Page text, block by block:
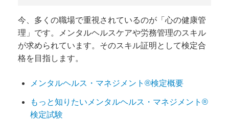
今、多くの職場で重視されているのが「心の健康管
理」です。メンタルヘルスケアや労務管理のスキル
が求められています。そのスキル証明として検定合
格を目指します。
メンタルヘルス・マネジメント®検定概要
もっと知りたいメンタルヘルス・マネジメント®
検定試験